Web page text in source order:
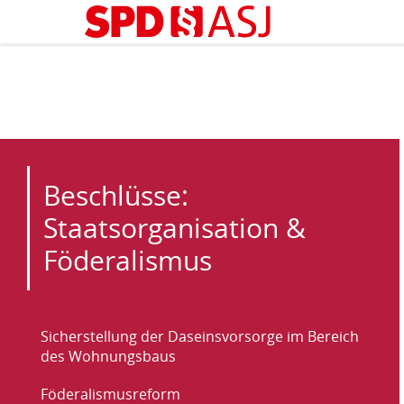
Sprungmarken-
Themen › Staats- und Verfassungsrecht
Beschlüsse:
Staatsorganisation &
Föderalismus
Themen-
Navigation
Sicherstellung der Daseinsvorsorge im Bereich
des Wohnungsbaus
Föderalismusreform